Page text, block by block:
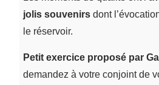
jolis souvenirsdont
le réservoir.
Petit exercice proposé par
demandez à votre conjoint de